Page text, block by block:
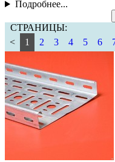
Подробнее...
СТРАНИЦЫ:
<
1 2 3 4 5 6